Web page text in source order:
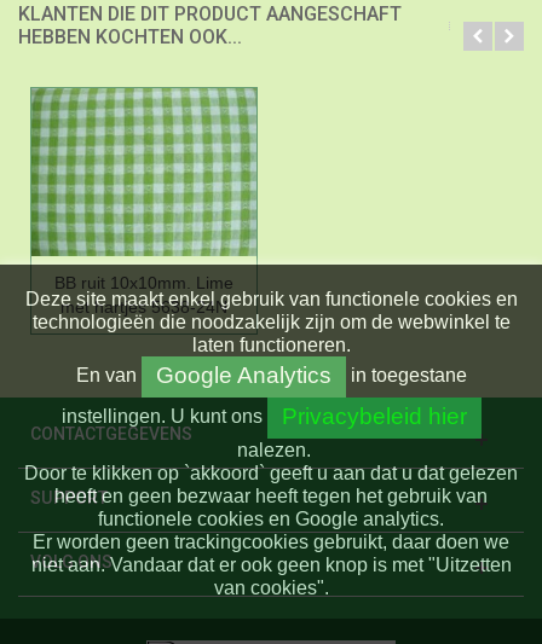
KLANTEN DIE DIT PRODUCT AANGESCHAFT
HEBBEN KOCHTEN OOK...
BB ruit 10x10mm. Lime
met hartjes 5638-24N
CONTACTGEGEVENS
SUPPORT
VOLG ONS
Deze site maakt enkel gebruik van functionele cookies en
technologieën die noodzakelijk zijn om de webwinkel te
laten functioneren.
En van Google Analytics
in toegestane
instellingen. U kunt ons Privacybeleid hier
nalezen.
Door te klikken op `akkoord` geeft u aan dat u dat gelezen
heeft en geen bezwaar heeft tegen het gebruik van
functionele cookies en Google analytics.
Er worden geen trackingcookies gebruikt, daar doen we
niet aan. Vandaar dat er ook geen knop is met "Uitzetten
van cookies".